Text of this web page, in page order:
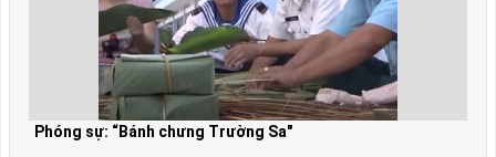
Phóng sự: “Bánh chưng Trường Sa"